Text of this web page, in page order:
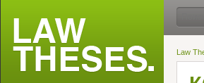
Law